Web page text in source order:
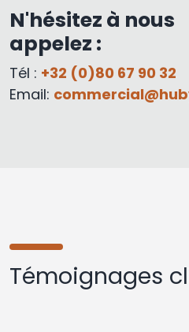
N'hésitez à nous
appelez :
Tél : +32 (0)80 67 90 32
Email:
Témoignages